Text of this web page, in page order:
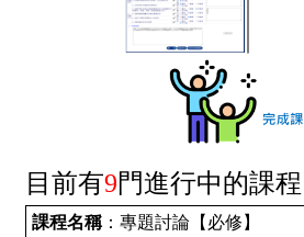
目前有9門進行中的課程
課程名稱：專題討論【必修】